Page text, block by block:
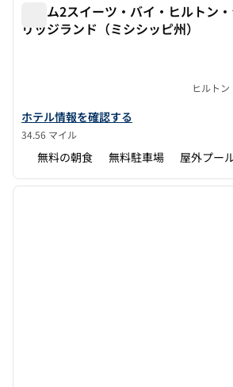
ホーム2スイーツ・バイ・ヒルトン
リッジランド（ミシシッピ州）
ホーム2スイーツbyヒルトン・ジャクソ
ホテル情報を確認する
34.56 マイル
ヒルト
無料の朝食 無料駐車場 屋外プー
1/12